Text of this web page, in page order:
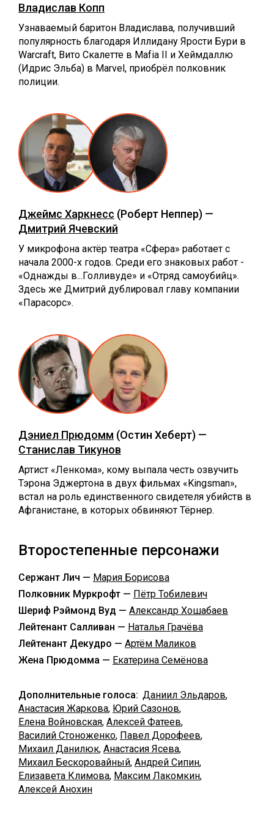
Владислав Копп
Узнаваемый баритон Владислава, получивший
популярность благодаря Иллидану Ярости Бури в
Warcraft, Вито Скалетте в Mafia II и Хеймдаллю
(Идрис Эльба) в Marvel, приобрёл полковник
полиции.
Джеймс Харкнесс (Роберт Неппер) —
Дмитрий Ячевский
У микрофона актёр театра «‎Сфера» работает с
начала 2000-х годов. Среди его знаковых работ -
«‎Однажды в...Голливуде» и «Отряд самоубийц».
Здесь же Дмитрий дублировал главу компании
«Парасорс».
Дэниел Прюдомм (Остин Хеберт) —
Станислав Тикунов
Артист «Ленкома», кому выпала честь озвучить
Тэрона Эджертона в двух фильмах «Kingsman»,
встал на роль единственного свидетеля убийств в
Афганистане, в которых обвиняют Тёрнер.
Второстепенные персонажи
Сержант Лич — Мария Борисова
Полковник Муркрофт — Пётр Тобилевич
Шериф Рэймонд Вуд — Александр Хошабаев
Лейтенант Салливан — Наталья Грачёва
Лейтенант Декудро — Артём Маликов
Жена Прюдомма — Екатерина Семёнова
Дополнительные голоса: Даниил Эльдаров,
Анастасия Жаркова, Юрий Сазонов,
Елена Войновская, Алексей Фатеев,
Василий Стоноженко, Павел Дорофеев,
Михаил Данилюк, Анастасия Ясева,
Михаил Бескоровайный, Андрей Сипин,
Елизавета Климова, Максим Лакомкин,
Алексей Анохин